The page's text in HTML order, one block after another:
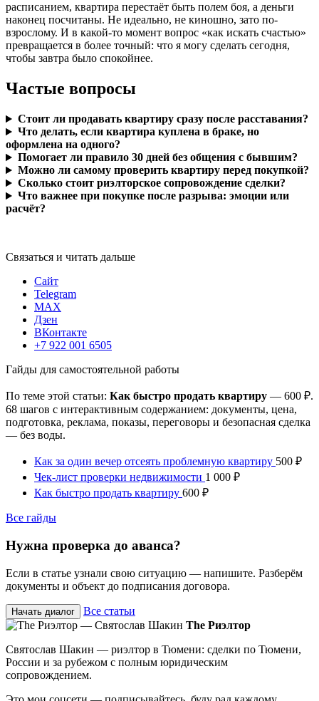
расписанием, квартира перестаёт быть полем боя, а деньги
наконец посчитаны. Не идеально, не киношно, зато по-
взрослому. И в какой-то момент вопрос «как искать счастью»
превращается в более точный: что я могу сделать сегодня,
чтобы завтра было спокойнее.
Частые вопросы
Стоит ли продавать квартиру сразу после расставания?
Что делать, если квартира куплена в браке, но
оформлена на одного?
Помогает ли правило 30 дней без общения с бывшим?
Можно ли самому проверить квартиру перед покупкой?
Сколько стоит риэлторское сопровождение сделки?
Что важнее при покупке после разрыва: эмоции или
расчёт?
Связаться и читать дальше
Сайт
Telegram
MAX
Дзен
ВКонтакте
+7 922 001 6505
Гайды для самостоятельной работы
По теме этой статьи: Как быстро продать квартиру — 600 ₽.
68 шагов с интерактивным содержанием: документы, цена,
подготовка, реклама, показы, переговоры и безопасная сделка
— без воды.
Как за один вечер отсеять проблемную квартиру 500 ₽
Чек-лист проверки недвижимости 1 000 ₽
Как быстро продать квартиру 600 ₽
Все гайды
Нужна проверка до аванса?
Если в статье узнали свою ситуацию — напишите. Разберём
документы и объект до подписания договора.
Начать диалог
Все статьи
The Риэлтор
Святослав Шакин — риэлтор в Тюмени: сделки по Тюмени,
России и за рубежом с полным юридическим
сопровождением.